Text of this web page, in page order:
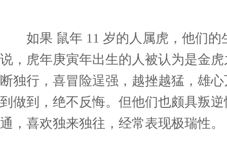
如果 鼠年 11 岁的人属虎，他们的
说，虎年庚寅年出生的人被认为是金
断独行，喜冒险逞强，越挫越猛，雄
到做到，绝不反悔。但他们也颇具叛
通，喜欢独来独往，经常表现极瑞性。